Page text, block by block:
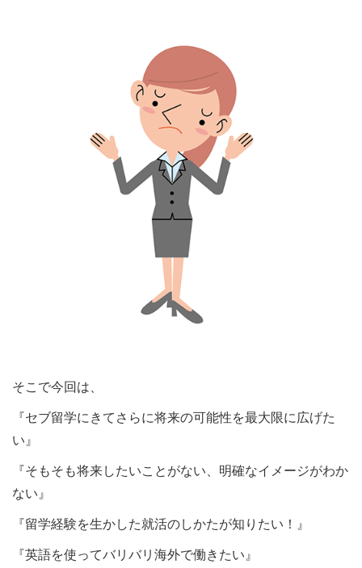
そこで今回は、
『セブ留学にきてさらに将来の可能性を最大限に広げた
い』
『そもそも将来したいことがない、明確なイメージがわか
ない』
『留学経験を生かした就活のしかたが知りたい！』
『英語を使ってバリバリ海外で働きたい』